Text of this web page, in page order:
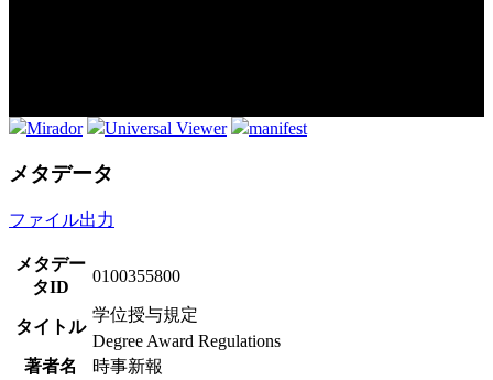
Mirador Universal Viewer manifest
メタデータ
ファイル出力
メタデー
タID
0100355800
タイトル
学位授与規定
Degree Award Regulations
著者名
時事新報